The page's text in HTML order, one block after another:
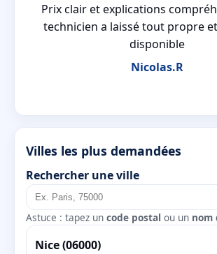
Prix clair et explications
technicien a laissé tout propre
disponible
Nicolas.R
Villes les plus demandées
Rechercher une ville
Astuce : tapez un code postal ou un nom
Nice (06000)